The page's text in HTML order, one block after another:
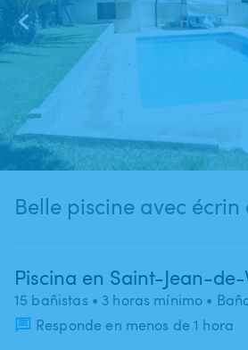
Belle piscine avec
Piscina en Saint-Jean-de-
15 bañistas • 3 horas mínimo •
Responde en menos de 1 hora